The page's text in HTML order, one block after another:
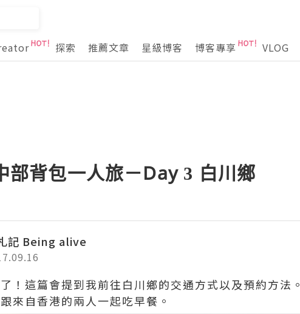
探索 推薦文章 星級博客 博客專享 VLOG
部背包一人旅－Day 3 白川鄉
記 Being alive
！這篇會提到我前往白川鄉的交通方式以及預約方法。
來自香港的兩人一起吃早餐。